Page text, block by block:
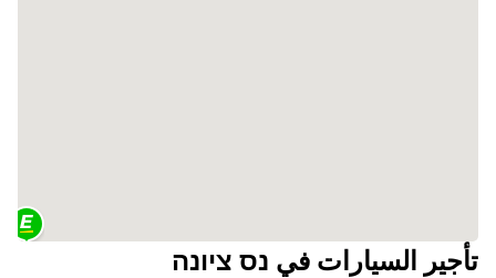
تأجير السيارات في נס ציונה